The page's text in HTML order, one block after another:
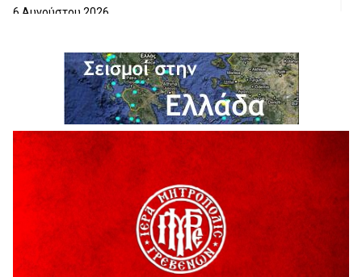
6 Αυγούστου 2026
5 Αυγούστου 2026
Ο ΑΝΔΡΕΑΣ ΑΣΛΑΝΙΔΗΣ ΣΥΝΕΧΙΖΕΙ ΣΤΟΝ ΠΡΩΤΕΑ
ΓΡΕΒΕΝΩΝ
5 Αυγούστου 2026
Ευχαριστήριο Εκπολιτιστικού Συλλόγου Ταξιάρχη προς κ.
Παρασχάκη Αθανάσιο
Διακοπή υδροδότησης του Α΄ κλάδου ύδρευσης
5 Αυγούστου 2026
Η Marseaux στα Γρεβενά για μια μοναδική συναυλία